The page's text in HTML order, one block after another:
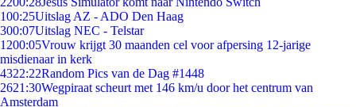
100:25Uitslag AZ - ADO Den Haag
300:07Uitslag NEC - Telstar
1200:05Vrouw krijgt 30 maanden cel voor afpersing 12-jarige
misdienaar in kerk
4322:22Random Pics van de Dag #1448
2621:30Wegpiraat scheurt met 146 km/u door het centrum van
Amsterdam